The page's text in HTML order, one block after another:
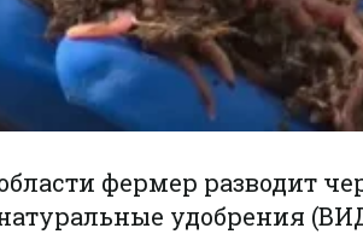
фермер разводит
удобрения